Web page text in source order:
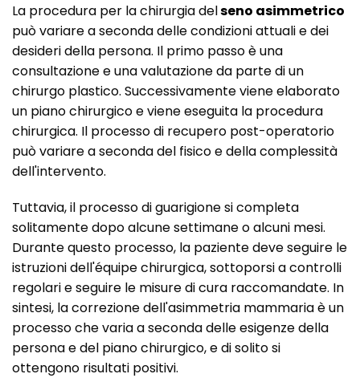
La procedura per la chirurgia delseno asimmetrico
può variare a seconda delle condizioni attuali e dei
desideri della persona. Il primo passo è una
consultazione e una valutazione da parte di un
chirurgo plastico. Successivamente viene elaborato
un piano chirurgico e viene eseguita la procedura
chirurgica. Il processo di recupero post-operatorio
può variare a seconda del fisico e della complessità
dell'intervento.
Tuttavia, il processo di guarigione si completa
solitamente dopo alcune settimane o alcuni mesi.
Durante questo processo, la paziente deve seguire le
istruzioni dell'équipe chirurgica, sottoporsi a controlli
regolari e seguire le misure di cura raccomandate. In
sintesi, la correzione dell'asimmetria mammaria è un
processo che varia a seconda delle esigenze della
persona e del piano chirurgico, e di solito si
ottengono risultati positivi.